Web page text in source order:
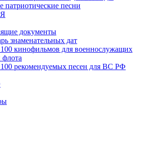
патриотические песни
документы
знаменательных дат
кинофильмов для военнослужащих
рекомендуемых песен для ВС РФ